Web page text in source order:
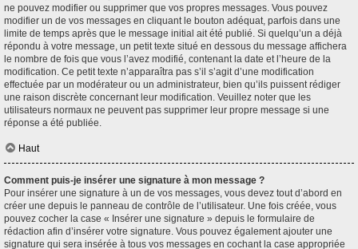
ne pouvez modifier ou supprimer que vos propres messages. Vous pouvez
modifier un de vos messages en cliquant le bouton adéquat, parfois dans une
limite de temps après que le message initial ait été publié. Si quelqu’un a déjà
répondu à votre message, un petit texte situé en dessous du message affichera
le nombre de fois que vous l’avez modifié, contenant la date et l’heure de la
modification. Ce petit texte n’apparaîtra pas s’il s’agit d’une modification
effectuée par un modérateur ou un administrateur, bien qu’ils puissent rédiger
une raison discrète concernant leur modification. Veuillez noter que les
utilisateurs normaux ne peuvent pas supprimer leur propre message si une
réponse a été publiée.
Haut
Comment puis-je insérer une signature à mon message ?
Pour insérer une signature à un de vos messages, vous devez tout d’abord en
créer une depuis le panneau de contrôle de l’utilisateur. Une fois créée, vous
pouvez cocher la case « Insérer une signature » depuis le formulaire de
rédaction afin d’insérer votre signature. Vous pouvez également ajouter une
signature qui sera insérée à tous vos messages en cochant la case appropriée